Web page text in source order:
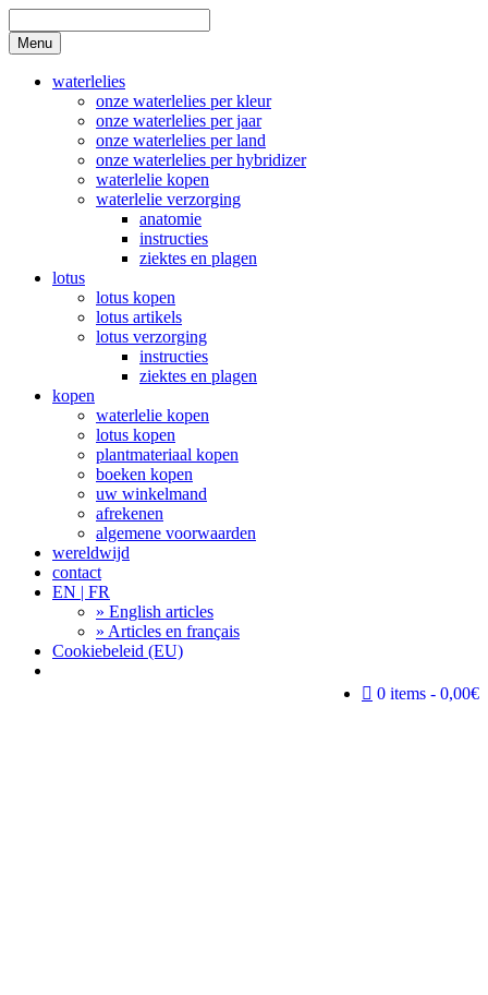
to
content
Search
Menu
waterlelies
onze waterlelies per kleur
onze waterlelies per jaar
onze waterlelies per land
onze waterlelies per hybridizer
waterlelie kopen
waterlelie verzorging
anatomie
instructies
ziektes en plagen
lotus
lotus kopen
lotus artikels
lotus verzorging
instructies
ziektes en plagen
kopen
waterlelie kopen
lotus kopen
plantmateriaal kopen
boeken kopen
uw winkelmand
afrekenen
algemene voorwaarden
wereldwijd
contact
EN | FR
» English articles
» Articles en français
Cookiebeleid (EU)
0 items
0,00€